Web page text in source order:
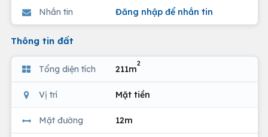
Nhắn tin Đăng nhập để nhắn tin
Thông tin đất
Tổng diện tích 211m
2
Vị trí Mặt tiền
Mặt đường 12m